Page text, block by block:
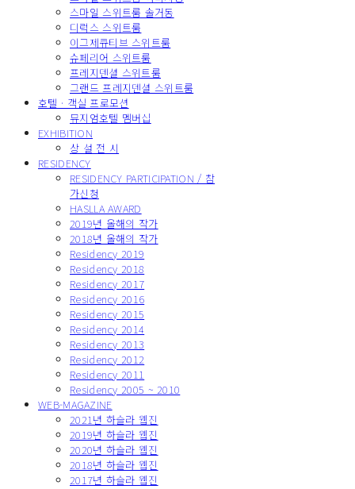
스마일 스위트룸 솔거동
디럭스 스위트룸
이그제큐티브 스위트룸
슈페리어 스위트룸
프레지덴셜 스위트룸
그랜드 프레지덴셜 스위트룸
호텔 · 객실 프로모션
뮤지엄호텔 멤버십
EXHIBITION
상 설 전 시
RESIDENCY
RESIDENCY PARTICIPATION / 참
가신청
HASLLA AWARD
2019년 올해의 작가
2018년 올해의 작가
Residency 2019
Residency 2018
Residency 2017
Residency 2016
Residency 2015
Residency 2014
Residency 2013
Residency 2012
Residency 2011
Residency 2005 ~ 2010
WEB-MAGAZINE
2021년 하슬라 웹진
2019년 하슬라 웹진
2020년 하슬라 웹진
2018년 하슬라 웹진
2017년 하슬라 웹진